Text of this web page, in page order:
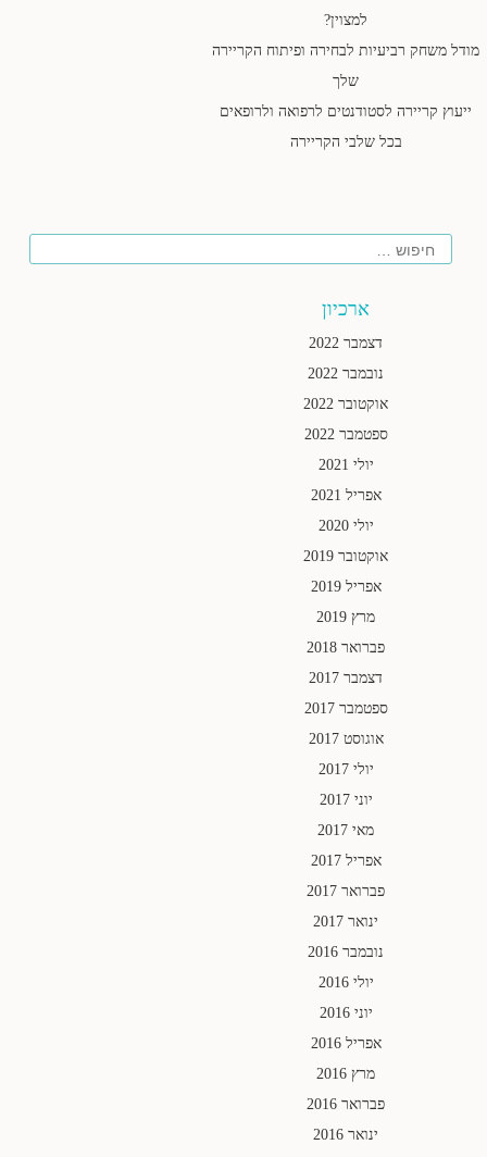
למצוין?
מודל משחק רביעיות לבחירה ופיתוח הקריירה
שלך
ייעוץ קריירה לסטודנטים לרפואה ולרופאים
בכל שלבי הקריירה
חיפוש
ארכיון
דצמבר 2022
נובמבר 2022
אוקטובר 2022
ספטמבר 2022
יולי 2021
אפריל 2021
יולי 2020
אוקטובר 2019
אפריל 2019
מרץ 2019
פברואר 2018
דצמבר 2017
ספטמבר 2017
אוגוסט 2017
יולי 2017
יוני 2017
מאי 2017
אפריל 2017
פברואר 2017
ינואר 2017
נובמבר 2016
יולי 2016
יוני 2016
אפריל 2016
מרץ 2016
פברואר 2016
ינואר 2016